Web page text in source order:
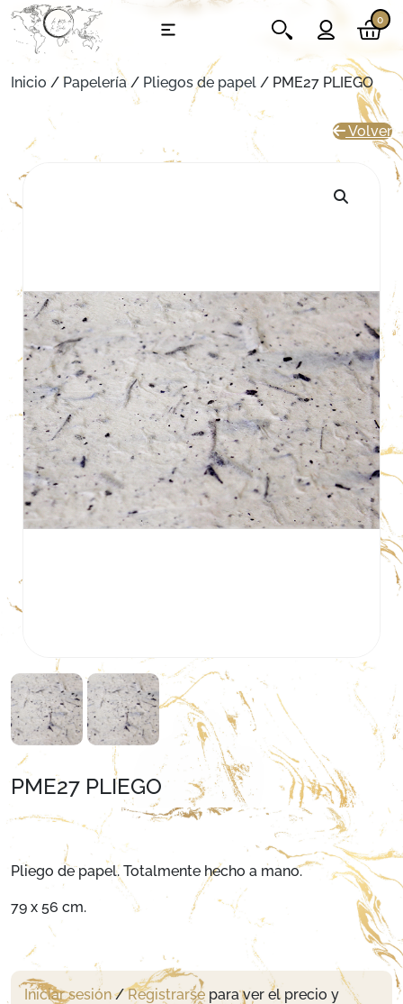
0
Inicio / Papelería / Pliegos de papel / PME27 PLIEGO
Volver
PME27 PLIEGO
Pliego de papel. Totalmente hecho a mano.
79 x 56 cm.
Iniciar sesión/Registrarse para ver el precio y